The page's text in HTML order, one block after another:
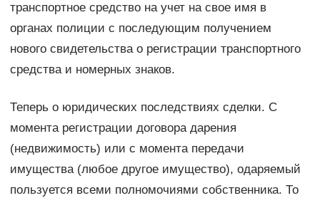
транспортное средство на учет на свое имя в
органах полиции с последующим получением
нового свидетельства о регистрации транспортного
средства и номерных знаков.
Теперь о юридических последствиях сделки. С
момента регистрации договора дарения
(недвижимость) или с момента передачи
имущества (любое другое имущество), одаряемый
пользуется всеми полномочиями собственника. То